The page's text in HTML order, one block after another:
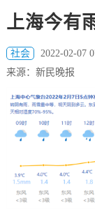
上海今有
社会
2022-02-07
来源：新民晚报